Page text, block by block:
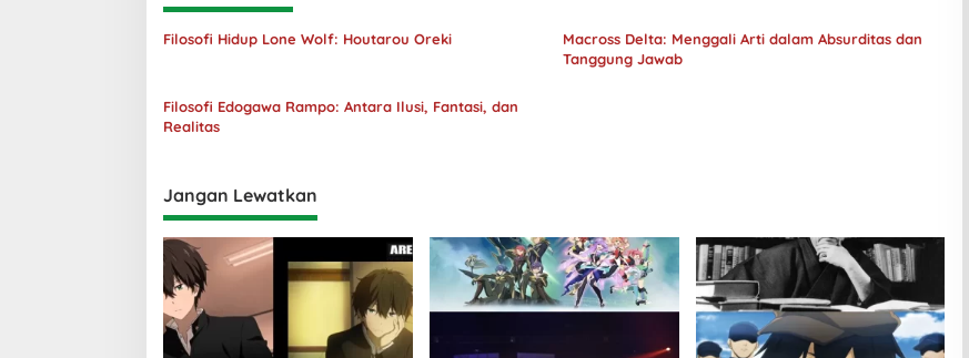
Filosofi Hidup Lone Wolf: Houtarou Oreki
Macross Delta: Menggali Arti dalam Absurditas dan
Tanggung Jawab
Filosofi Edogawa Rampo: Antara Ilusi, Fantasi, dan
Realitas
Jangan Lewatkan